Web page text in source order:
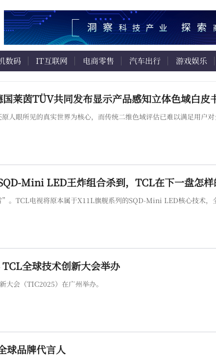
数码 IT互联网 电商零售 汽车出行 游戏娱乐
人眼所见的真实世界为核心，而传统二维色域评估已难以满足用户
Mini LED王炸组合杀到，TCL在下一盘怎样
。TCL电视将原本属于X11L旗舰系列的SQD-Mini LED核心技术，
全球技术创新大会举办
大会（TIC2025）在广州举办。
球品牌代言人